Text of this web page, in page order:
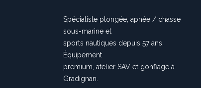
Spécialiste plongée, apnée / chasse
sous-marine et
sports nautiques depuis 57 ans.
Équipement
premium, atelier SAV et gonflage à
Gradignan.